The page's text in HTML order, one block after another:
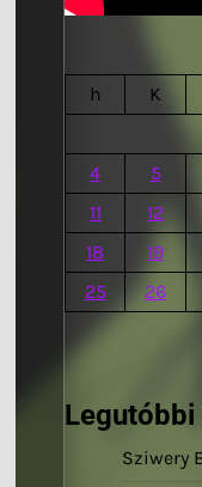
h
K
4
5
11
12
18
19
25
26
Sziwery